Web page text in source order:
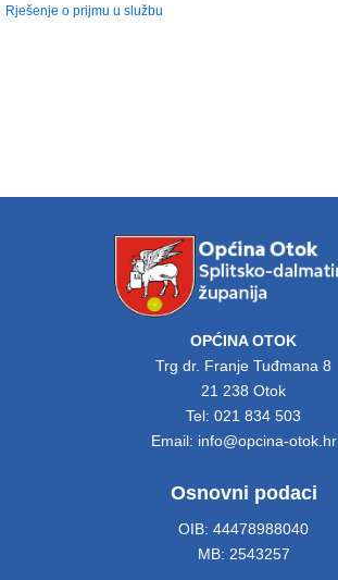
Rješenje o prijmu u službu
OPĆINA OTOK
Trg dr. Franje Tuđmana 8
21 238 Otok
Tel: 021 834 503
Email: info@opcina-otok.hr
Osnovni podaci
OIB: 44478988040
MB: 2543257